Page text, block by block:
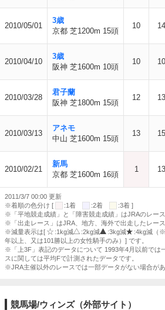
2010/05/01
3歳
京都 芝1200m 15頭
10 14
2010/04/10
3歳
阪神 芝1600m 10頭
10 10
2010/03/28
君子蘭
阪神 芝1800m 15頭
12 13
2010/03/13
アネモ
中山 芝1600m 15頭
13 15
2010/02/21
新馬
京都 芝1600m 16頭
1 13
2011/3/7 00:00 更新
※着順の色分け [
:1着 :2着
:3着 ]
※「平地競走成績」と「障害競走成績」はJRAのレース
※「出走レース」はJRA、地方、海外で出走したレース
※減量表示は[
:1kg減 :2kg減 :3kg減 :4kg減（※
年以上、又は101勝以上の女性騎手のみ）] です。
※「上3F」表記のデータについて 1993年4月以前では
スに関しては平均Fで計測されたデータです。
※JRA主催以外のレースでは一部データがない場合があ
競馬場/ウィンズ（外部サイト）